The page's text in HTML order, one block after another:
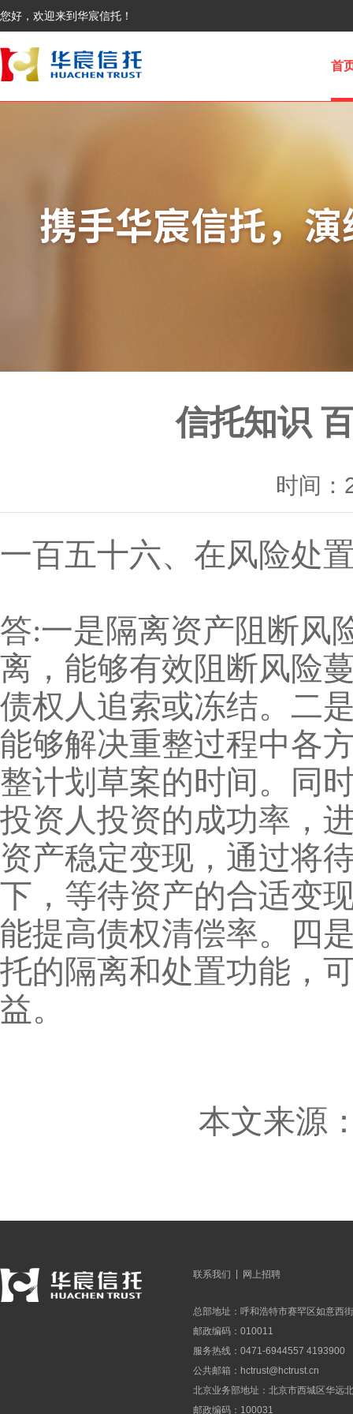
您好，欢迎来到华宸信托！
首
信托知识
时间：
一百五十六、在风险处
答:一是隔离资产阻断风
离，能够有效阻断风险
债权人追索或冻结。二
能够解决重整过程中各
整计划草案的时间。同
投资人投资的成功率，
资产稳定变现，通过将
下，等待资产的合适变
能提高债权清偿率。四
托的隔离和处置功能，
益。
本文来源
联系我们 网上招聘
总部地址：呼和浩特市赛罕区如意西
邮政编码：010011
服务热线：0471-6944557 4193900
公共邮箱： hctrust@hctrust.cn
北京业务部地址：北京市西城区华远
邮政编码：100031